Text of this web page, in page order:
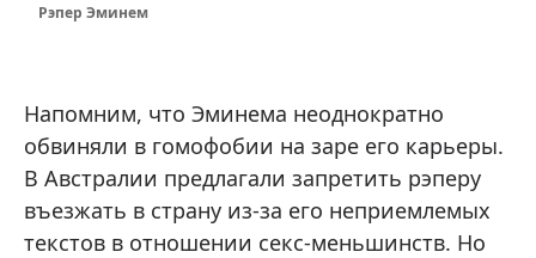
Рэпер Эминем
Напомним, что Эминема неоднократно
обвиняли в гомофобии на заре его карьеры.
В Австралии предлагали запретить рэперу
въезжать в страну из-за его неприемлемых
текстов в отношении секс-меньшинств. Но